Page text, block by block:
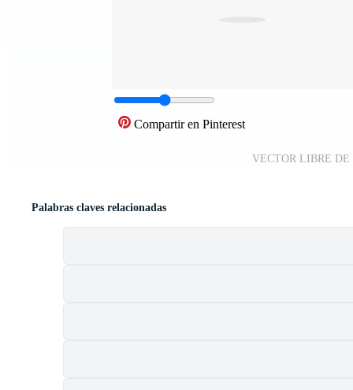
Compartir en Pinterest
VECTOR LIBRE DE
Palabras claves relacionadas